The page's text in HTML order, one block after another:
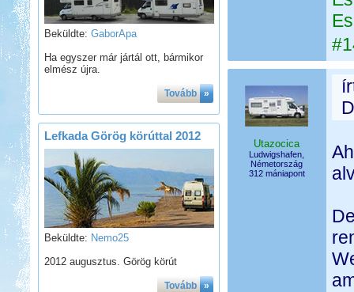
Beküldte: GaborApa
Ha egyszer már jártál ott, bármikor
elmész újra.
Tovább »
Lefkada Görög körúttal 2012
Beküldte: Nemo25
2012 augusztus. Görög körút
Tovább »
Utazocica
Ludwigshafen,
Németország
312 mániapont